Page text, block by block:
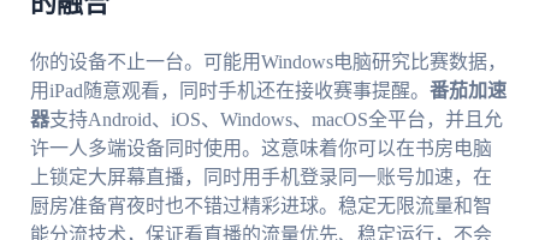
你的设备不止一台。可能用Windows电脑研究比赛数据，
用iPad随意观看，同时手机还在接收赛事提醒。 番茄加速
器支持Android、iOS、Windows、macOS全平台，并且允
许一人多端设备同时使用。这意味着你可以在书房电脑
上锁定大屏幕直播，同时用手机登录同一账号加速，在
厨房准备宵夜时也不错过精彩进球。稳定无限流量和智
能分流技术，保证看直播的流量优先、稳定运行，不会